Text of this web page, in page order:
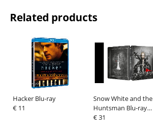
Related products
Hacker Blu-ray
€ 11
Snow White and the
Huntsman Blu-ray
Steelbook
€ 31